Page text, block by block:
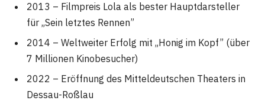
2013 – Filmpreis Lola als bester Hauptdarsteller
für „Sein letztes Rennen”
2014 – Weltweiter Erfolg mit „Honig im Kopf” (über
7 Millionen Kinobesucher)
2022 – Eröffnung des Mitteldeutschen Theaters in
Dessau-Roßlau